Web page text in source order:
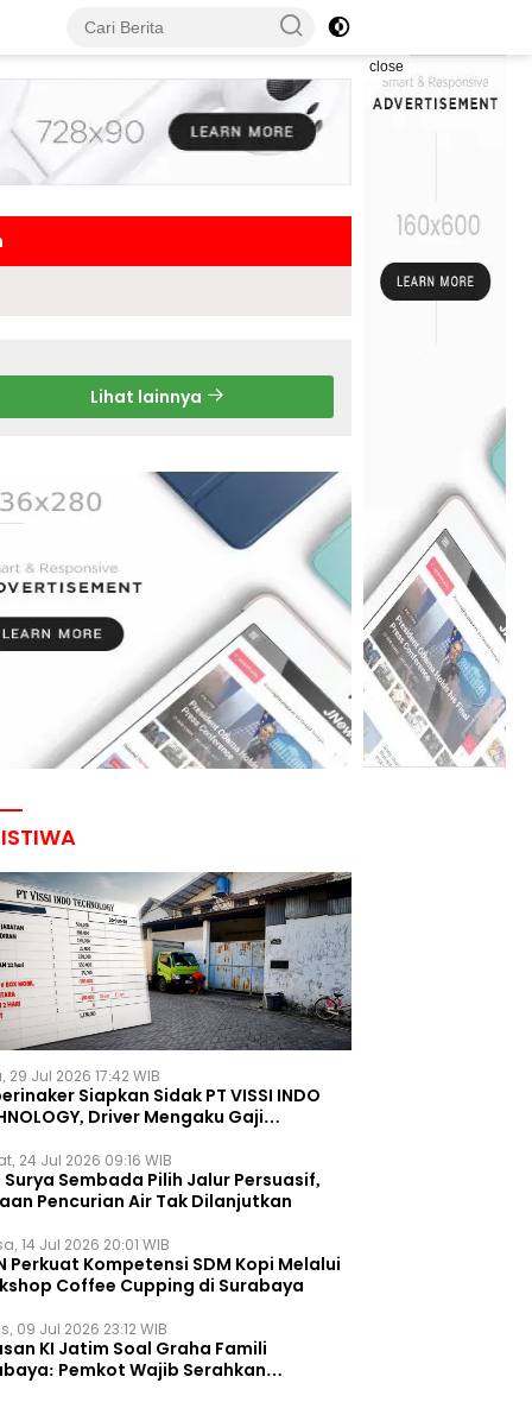
close
Lihat lainnya
29 Jul 2026 17:42 WIB
Siapkan Sidak PT VISSI INDO
Driver Mengaku Gaji
24 Jul 2026 09:16 WIB
Surya Sembada Pilih Jalur Persuasif,
Pencurian Air Tak Dilanjutkan
14 Jul 2026 20:01 WIB
Perkuat Kompetensi SDM Kopi Melalui
Coffee Cupping di Surabaya
09 Jul 2026 23:12 WIB
KI Jatim Soal Graha Famili
Pemkot Wajib Serahkan